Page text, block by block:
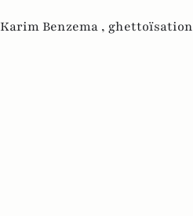
Karim Benzema , ghettoïsation